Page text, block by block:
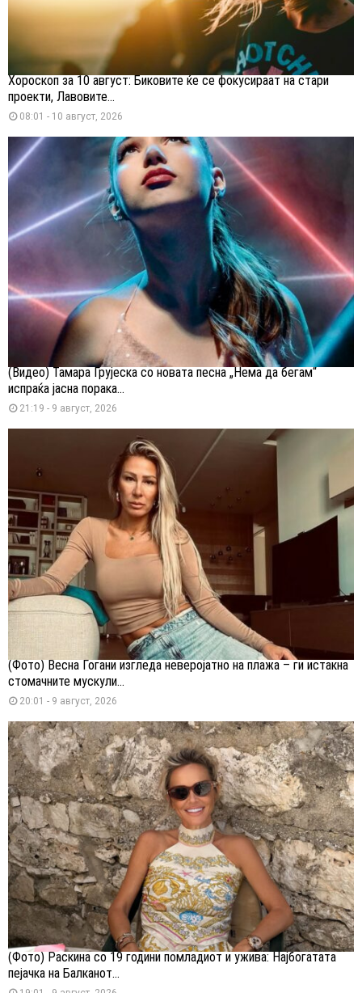
Хороскоп за 10 август: Биковите ќе се фокусираат на стари
проекти, Лавовите...
08:01 - 10 август, 2026
(Видео) Тамара Грујеска со новата песна „Нема да бегам“
испраќа јасна порака...
21:19 - 9 август, 2026
(Фото) Весна Ѓогани изгледа неверојатно на плажа – ги истакна
стомачните мускули...
20:01 - 9 август, 2026
(Фото) Раскина со 19 години помладиот и ужива: Најбогатата
пејачка на Балканот...